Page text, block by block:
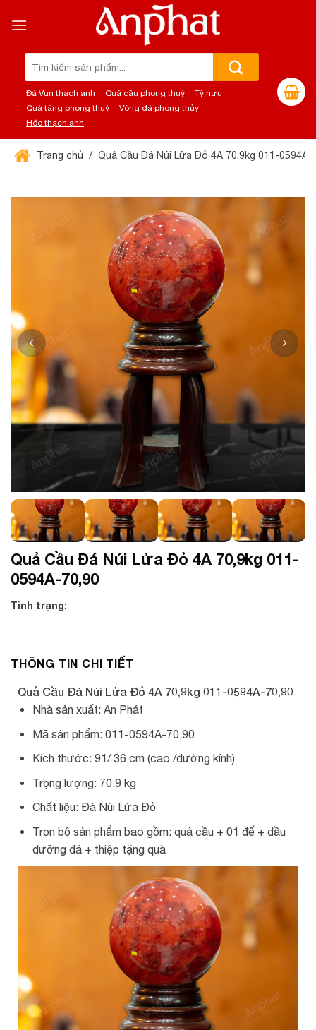
đến
Đá Vụn thạch anh Quả cầu phong thuỷ
Tỳ hưu
Quà tặng phong thuỷ
Vòng đá phong thủy
Hốc thạch anh
Trang chủ Quả Cầu Đá Núi Lửa Đỏ 4A 70,9kg 011-0594A-
Quả Cầu Đá Núi Lửa Đỏ 4A 70,9kg 011-
0594A-70,90
Tình trạng:
THÔNG TIN CHI TIẾT
Quả Cầu Đá Núi Lửa Đỏ 4A 70,9kg 011-0594A-70,90
Nhà sản xuất: An Phát
Mã sản phẩm: 011-0594A-70,90
Kích thước: 91/ 36 cm (cao /đường kính)
Trọng lượng: 70.9 kg
Chất liệu: Đá Núi Lửa Đỏ
Trọn bộ sản phẩm bao gồm: quả cầu + 01 đế + dầu
dưỡng đá + thiệp tặng quà